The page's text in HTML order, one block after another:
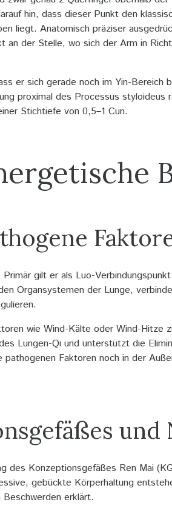
hin, dass dieser Punkt den
liegt. Anatomisch präziser
der Stelle, wo sich der Arm in
er sich gerade noch im Yin-Bereich
proximal des Processus styloideus
Stichtiefe von 0,5–1 Cun.
gilt er als Luo-
Organsystemen der Lunge,
wie Wind-Kälte oder Wind-Hitze
Lungen-Qi und unterstützt die
Faktoren noch in der
und
des Konzeptionsgefäßes Ren Mai
gebückte Körperhaltung
erklärt.